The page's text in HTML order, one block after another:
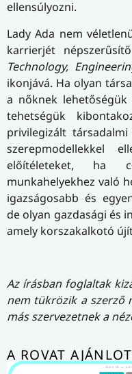
ellensúlyozni.
Lady Ada nem
karrierjét
Technology,
ikonjává. Ha olyan
a nőknek
tehetségük
privilegizált
szerepmodellekkel
előítéleteket, ha
munkahelyekhez való
igazságosabb és
de olyan gazdasági és
amely korszakalkotó
Az írásban foglaltak
nem tükrözik a szerző
más szervezetnek a
A ROVAT